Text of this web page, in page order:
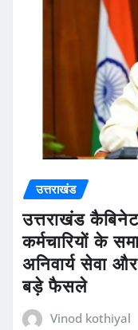
उत्तराखंड
उत्तराखंड
कर्मचारियों के
अनिवार्य सेवा
बड़े फैसले
Vinod kothiyal